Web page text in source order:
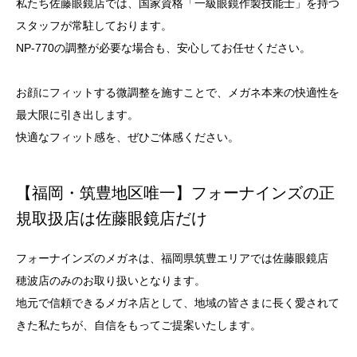
私たち佐藤眼鏡店では、国家資格「一級眼鏡作製技能士」を持つ
スタッフが常駐しております。
NP-770の調整が必要な場合も、安心してお任せください。
お顔にフィットする微調整を施すことで、メガネ本来の快適性を
最大限に引き出します。
快適なフィット感を、ぜひご体感ください。
【福岡・筑豊地区唯一】フォーナインズの正
規取扱店は佐藤眼鏡店だけ
フォーナインズのメガネは、福岡県筑豊エリアでは佐藤眼鏡店
穂波店のみのお取り扱いとなります。
地元で信頼できるメガネ店として、地域の皆さまに長く愛されて
きた私たちが、自信をもってご提案いたします。